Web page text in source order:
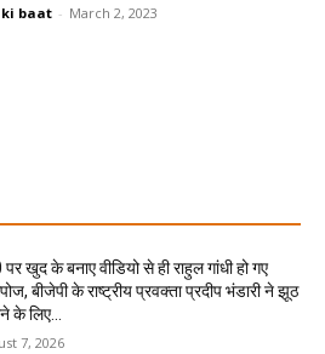
baat - March 2, 2023
पर खुद के बनाए वीडियो से ही राहुल गांधी हो गए
बीजेपी के राष्ट्रीय प्रवक्ता प्रदीप भंडारी ने झूठ
के लिए...
7, 2026